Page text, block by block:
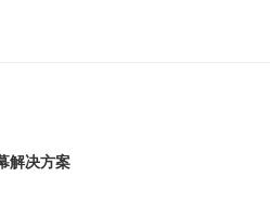
解决方案